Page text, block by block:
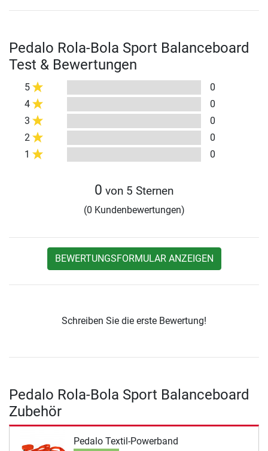
Pedalo Rola-Bola Sport Balanceboard
Test & Bewertungen
5
0
4
0
3
0
2
0
1
0
0 von 5 Sternen
(0 Kundenbewertungen)
BEWERTUNGSFORMULAR ANZEIGEN
Schreiben Sie die erste Bewertung!
Pedalo Rola-Bola Sport Balanceboard
Zubehör
Pedalo Textil-Powerband